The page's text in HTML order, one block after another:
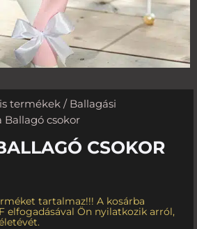
termékek / Ballagási
Ballagó csokor
CSOKOR
tartalmaz!!! A kosárba
elfogadásával Ön nyilatkozik arról,